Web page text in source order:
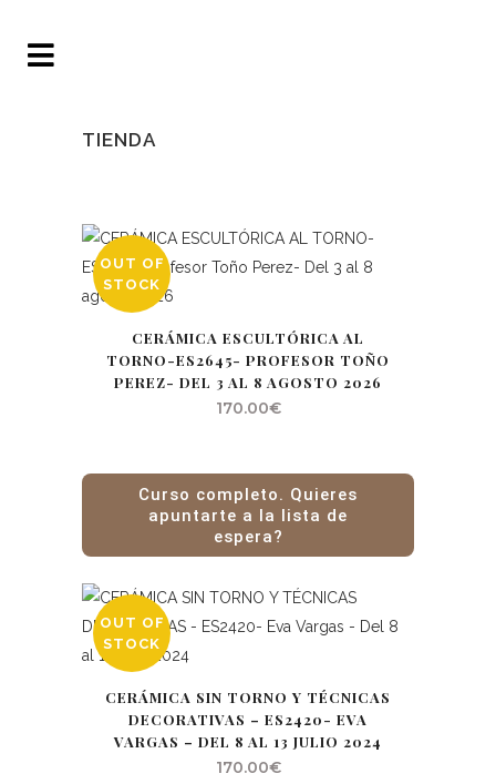
TIENDA
OUT OF
STOCK
CERÁMICA ESCULTÓRICA AL
TORNO-ES2645- PROFESOR TOÑO
PEREZ- DEL 3 AL 8 AGOSTO 2026
170.00€
Curso completo. Quieres
apuntarte a la lista de
espera?
OUT OF
STOCK
CERÁMICA SIN TORNO Y TÉCNICAS
DECORATIVAS – ES2420- EVA
VARGAS – DEL 8 AL 13 JULIO 2024
170.00€